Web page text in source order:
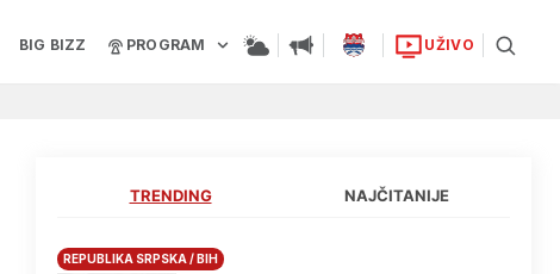
BIG BIZZ PROGRAM UŽIVO
TRENDING NAJČITANIJE
REPUBLIKA SRPSKA / BIH